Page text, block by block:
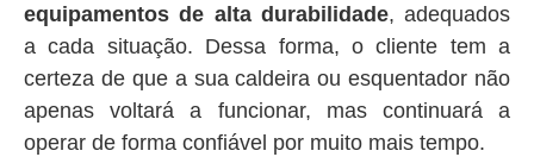
equipamentos de alta durabilidade, adequados
a cada situação. Dessa forma, o cliente tem a
certeza de que a sua caldeira ou esquentador não
apenas voltará a funcionar, mas continuará a
operar de forma confiável por muito mais tempo.